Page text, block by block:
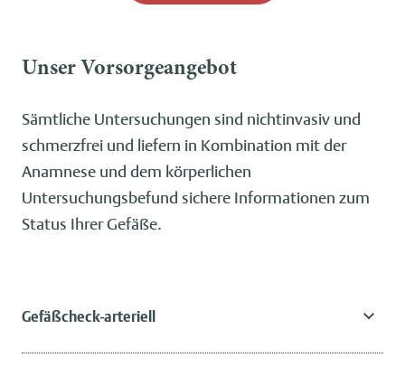
Unser Vorsorgeangebot
Sämtliche Untersuchungen sind nichtinvasiv und
schmerzfrei und liefern in Kombination mit der
Anamnese und dem körperlichen
Untersuchungsbefund sichere Informationen zum
Status Ihrer Gefäße.
Gefäßcheck-arteriell